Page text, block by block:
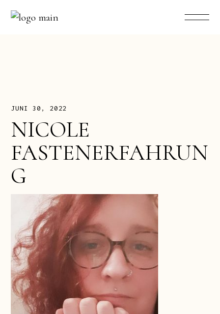
JUNI 30, 2022
NICOLE
FASTENERFAHRUN
G